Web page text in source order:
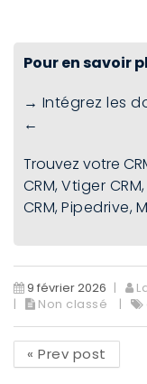
Pour en savoir
→ Intégrez les
←
Trouvez votre
CRM,Vtiger CRM
CRM,Pipedrive,
9 février 2026
Non classé
« Prev post